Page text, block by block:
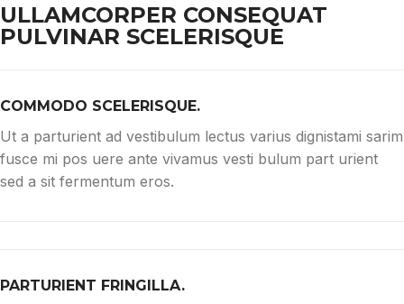
ULLAMCORPER CONSEQUAT
PULVINAR SCELERISQUE
COMMODO SCELERISQUE.
Ut a parturient ad vestibulum lectus varius dignistami sarim
fusce mi pos uere ante vivamus vesti bulum part urient
sed a sit fermentum eros.
PARTURIENT FRINGILLA.